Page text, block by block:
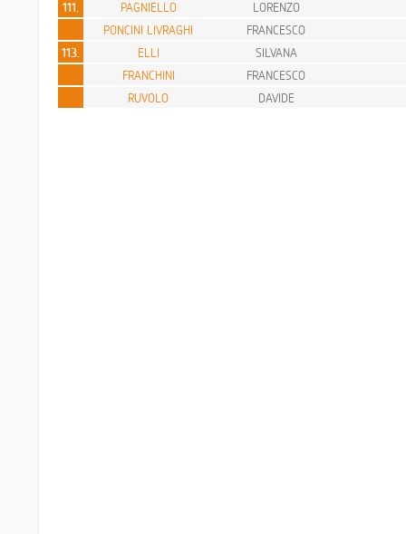
111. PAGNIELLO
LORENZO
PONCINI LIVRAGHI
FRANCESCO
113.
ELLI
SILVANA
FRANCHINI
FRANCESCO
RUVOLO
DAVIDE